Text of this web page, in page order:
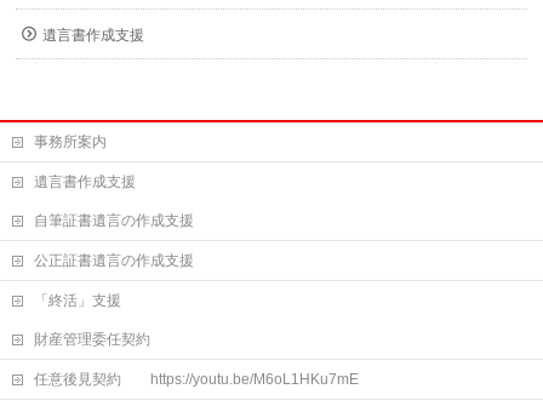
遺言書作成支援
事務所案内
遺言書作成支援
自筆証書遺言の作成支援
公正証書遺言の作成支援
「終活」支援
財産管理委任契約
任意後見契約 https://youtu.be/M6oL1HKu7mE